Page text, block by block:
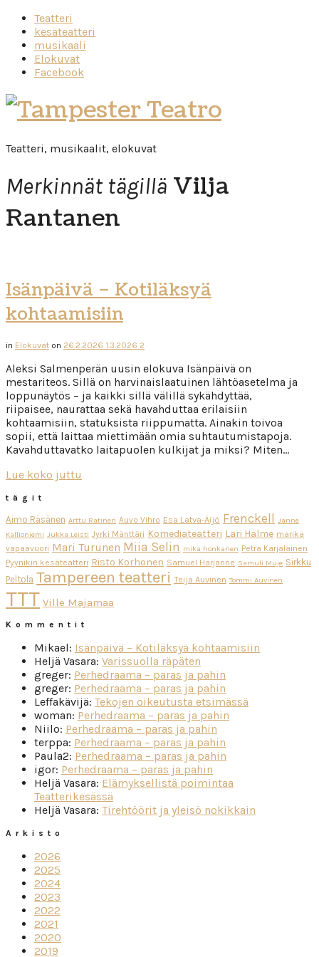
Teatteri
kesäteatteri
musikaali
Elokuvat
Facebook
Tampester
Teatro
Teatteri, musikaalit, elokuvat
Merkinnät tägillä Vilja
Rantanen
Isänpäivä – Kotiläksyä
kohtaamisiin
in Elokuvat on 26.2.2026 1.3.2026 2
Aleksi Salmenperän uusin elokuva Isänpäivä on
mestariteos. Sillä on harvinaislaatuinen lähtöasetelma ja
loppunäytös – ja kaikki sillä välillä sykähdyttää,
riipaisee, naurattaa sekä havahduttaa erilaisiin
kohtaamisiin, statuksista riippumatta. Ainakin toivoa
sopii, että laittaa miettimään omia suhtautumistapoja.
Kavahduttavatko laitapuolen kulkijat ja miksi? Miten…
Lue koko juttu
tägit
Aimo Räsänen Arttu Ratinen Auvo Vihro Esa Latva-Äijö Frenckell
Janne
Kallioniemi
Jukka Leisti Jyrki Mänttäri Komediateatteri Lari Halme marika
vapaavuori Mari Turunen Miia Selin mika honkanen Petra Karjalainen
Pyynikin kesäteatteri Risto Korhonen Samuel Harjanne Samuli Muje Sirkku
Peltola Tampereen teatteri Teija Auvinen Tommi Auvinen
TTT Ville Majamaa
Kommentit
Mikael: Isänpäivä – Kotiläksyä kohtaamisiin
Heljä Vasara: Varissuolla räpäten
greger: Perhedraama – paras ja pahin
greger: Perhedraama – paras ja pahin
Leffakävijä: Tekojen oikeutusta etsimässä
woman: Perhedraama – paras ja pahin
Niilo: Perhedraama – paras ja pahin
terppa: Perhedraama – paras ja pahin
Paula2: Perhedraama – paras ja pahin
igor: Perhedraama – paras ja pahin
Heljä Vasara: Elämyksellistä poimintaa
Teatterikesässä
Heljä Vasara: Tirehtöörit ja yleisö nokikkain
Arkisto
2026
2025
2024
2023
2022
2021
2020
2019